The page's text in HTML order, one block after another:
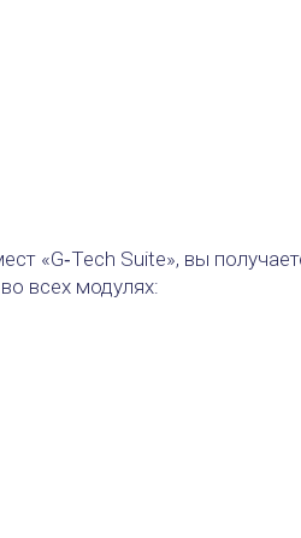
«G‑Tech Suite», вы
всех модулях: